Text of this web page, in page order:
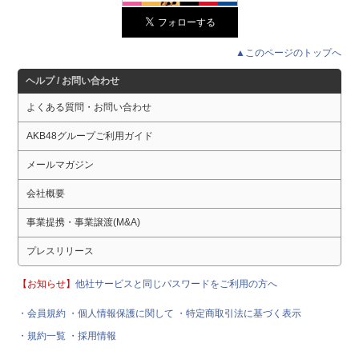
▲このページのトップへ
ヘルプ / お問い合わせ
よくある質問・お問い合わせ
AKB48グループご利用ガイド
メールマガジン
会社概要
事業提携・事業譲渡(M&A)
プレスリリース
【お知らせ】他社サービスと同じパスワードをご利用の方へ
・会員規約 ・個人情報保護に関して
・特定商取引法に基づく表示
・規約一覧 ・採用情報